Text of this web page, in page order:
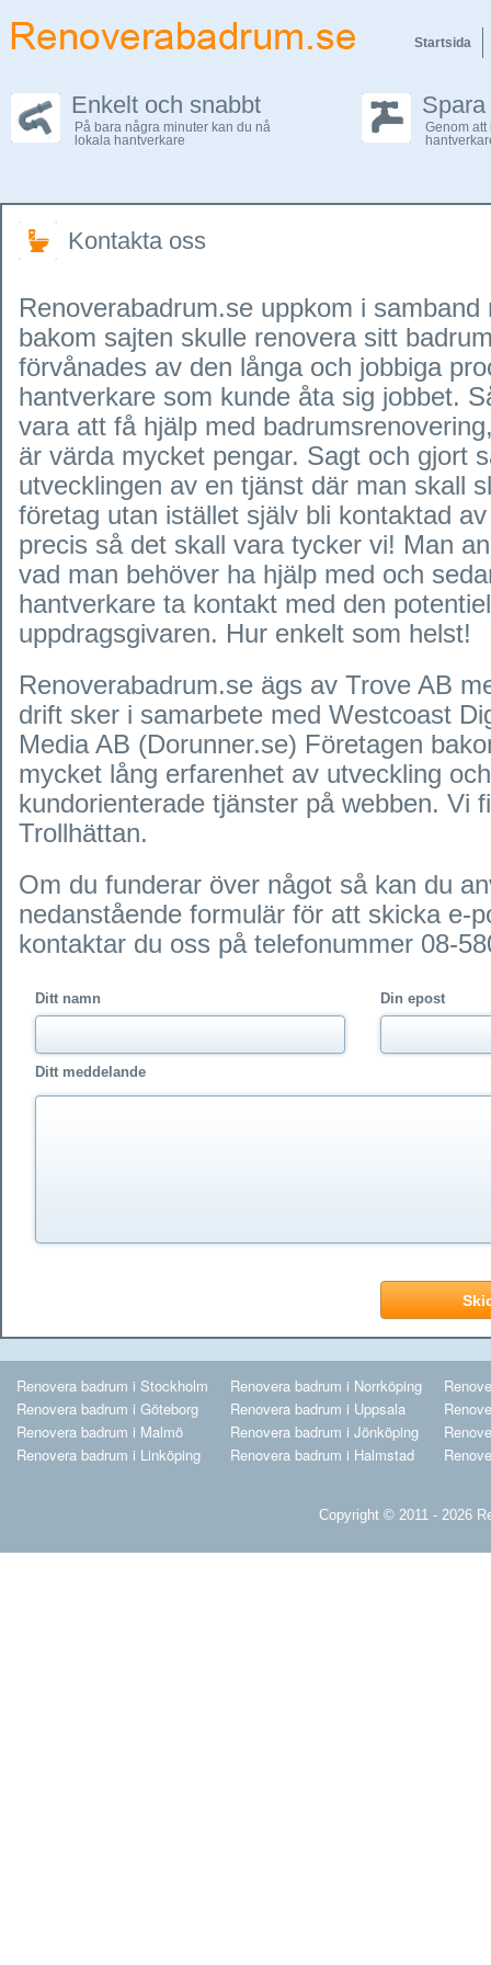
Startsida
Enkelt och snabbt
På bara några minuter kan du nå
lokala hantverkare
Genom att
Kontakta oss
Renoverabadrum.se uppkom i
bakom sajten skulle renovera sitt
förvånades av den långa och jobbiga
hantverkare som kunde åta sig jobbet.
vara att få hjälp med
är värda mycket pengar. Sagt och gjort
utvecklingen av en tjänst där man skall
företag utan istället själv bli kontaktad
precis så det skall vara tycker vi! Man
vad man behöver ha hjälp med och
hantverkare ta kontakt med den
uppdragsgivaren. Hur enkelt som helst!
Renoverabadrum.se ägs av Trove AB
drift sker i samarbete med Westcoast
Media AB (Dorunner.se) Företagen
mycket lång erfarenhet av utveckling
kundorienterade tjänster på webben. Vi
Trollhättan.
Om du funderar över något så kan du
nedanstående formulär för att skicka e-
kontaktar du oss på telefonummer 08-
Ditt namn Din epost
Ditt meddelande
Renovera badrum i Stockholm
Renovera badrum i Göteborg
Renovera badrum i Malmö
Renovera badrum i Linköping
Renovera badrum i Norrköping
Renovera badrum i Uppsala
Renovera badrum i Jönköping
Renovera badrum i Halmstad
Copyright © 2011 - 2026